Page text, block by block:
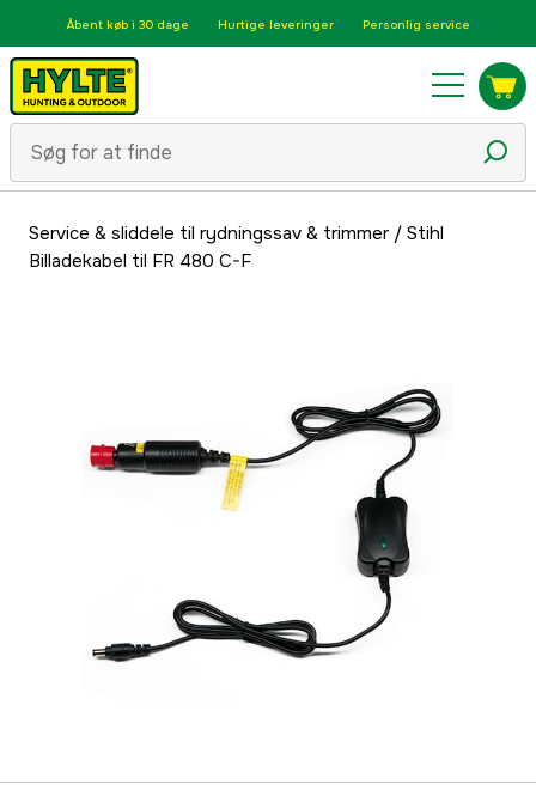
Åbent køb i 30 dage Hurtige leveringer Personlig service
Service & sliddele til rydningssav & trimmer/ Stihl
Billadekabel til FR 480 C-F